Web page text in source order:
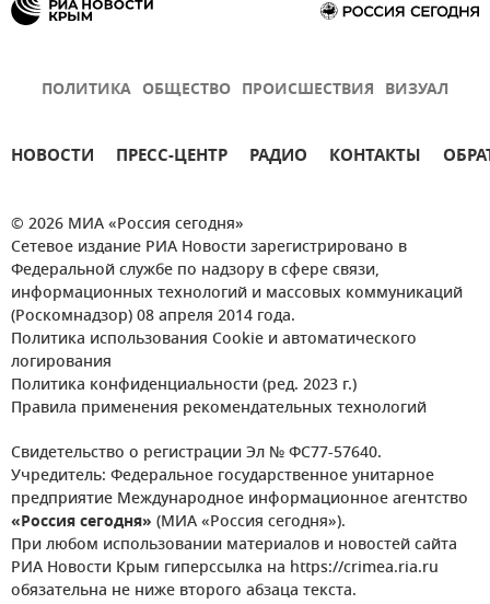
ПОЛИТИКА ОБЩЕСТВО ПРОИСШЕСТВИЯ ВИЗУАЛ
НОВОСТИ ПРЕСС-ЦЕНТР РАДИО КОНТАКТЫ
© 2026 МИА «Россия сегодня»
Сетевое издание РИА Новости зарегистрировано в
Федеральной службе по надзору в сфере связи,
информационных технологий и массовых коммуникаций
(Роскомнадзор) 08 апреля 2014 года.
Политика использования Cookie и автоматического
логирования
Политика конфиденциальности (ред. 2023 г.)
Правила применения рекомендательных технологий
Свидетельство о регистрации Эл № ФС77-57640.
Учредитель: Федеральное государственное унитарное
предприятие Международное информационное агентство
«Россия сегодня» (МИА «Россия сегодня»).
При любом использовании материалов и новостей сайта
РИА Новости Крым гиперссылка на https://crimea.ria.ru
обязательна не ниже второго абзаца текста.